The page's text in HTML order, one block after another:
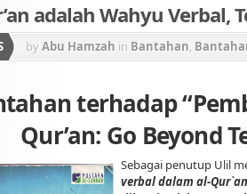
adalah Wahyu Verbal,
byAbu Hamzah in Bantahan,
terhadap
Qur’an: Go Beyond
Sebagai penutup Ulil
verbal dalam al-